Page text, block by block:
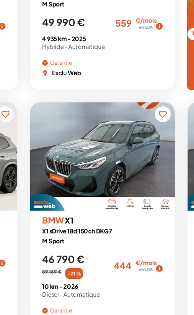
M Sport
49 990 € 559 €/mois
en LOA
4 935 km -2025
Hybride - Automatique
Garantie
Exclu Web
BMWX1
X1 sDrive 18d 150ch DKG7
M Sport
46 790 €
59 169 € -21 %
444 €/mois
en LOA
10 km -2026
Diesel -Automatique
Garantie